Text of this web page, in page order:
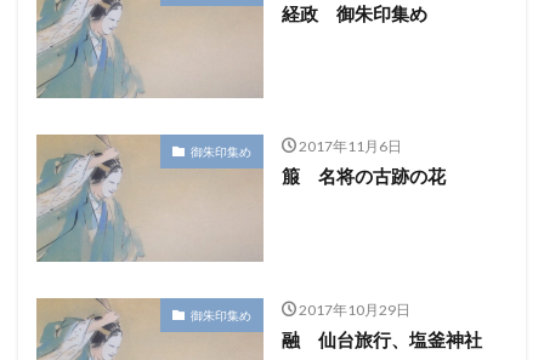
経政 御朱印集め
御朱印集め 2017年11月6日
箙 名将の古跡の花
御朱印集め 2017年10月29日
融 仙台旅行、塩釜神社